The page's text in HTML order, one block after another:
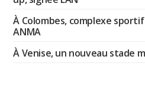
À Colombes, complexe
ANMA
À Venise, un nouveau stade